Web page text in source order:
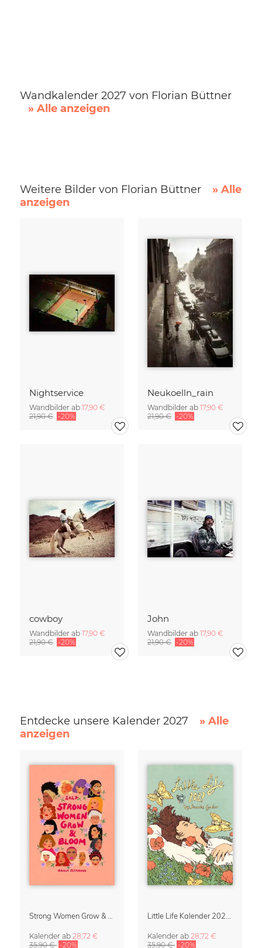
Wandkalender 2027 von Florian Büttner
» Alle anzeigen
Weitere Bilder von Florian Büttner
» Alle
anzeigen
Nightservice
Wandbilder ab 17,90 €
21,90 € -20%
Neukoelln_rain
Wandbilder ab 17,90 €
21,90 € -20%
cowboy
Wandbilder ab 17,90 €
21,90 € -20%
John
Wandbilder ab 17,90 €
21,90 € -20%
Entdecke unsere Kalender 2027
» Alle
anzeigen
Strong Women Grow & Bloom Kalender 2027
Kalender ab 28,72 €
35,90 € -20%
Little Life Kalender 2027 von Simone Goder
Kalender ab 28,72 €
35,90 € -20%